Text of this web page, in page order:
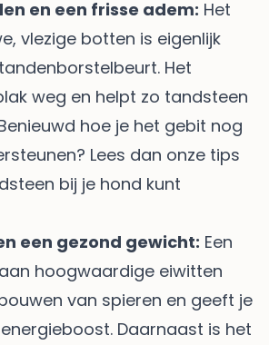
en een frisse adem: Het
vlezige botten is eigenlijk
Het
weg en helpt zo tandsteen
hoe je het gebit nog
Lees dan onze tips
bij je hond kunt
een gezond gewicht: Een
hoogwaardige eiwitten
van spieren en geeft je
Daarnaast is het